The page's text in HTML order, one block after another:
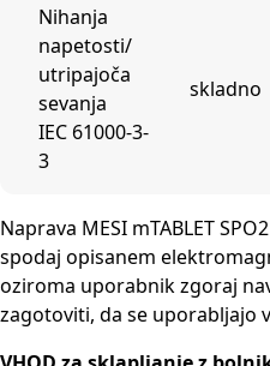
Nihanja
napetosti/
utripajoča
sevanja
IEC 61000-3-
3
skladno
Naprava MESI mTABLET
spodaj opisanem
oziroma uporabnik zgoraj
zagotoviti, da se uporabljajo